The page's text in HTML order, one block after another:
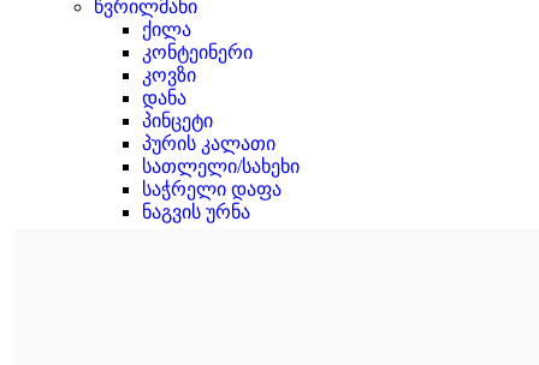
წვრილმანი
ქილა
კონტეინერი
კოვზი
დანა
პინცეტი
პურის კალათი
სათლელი/სახეხი
საჭრელი დაფა
ნაგვის ურნა